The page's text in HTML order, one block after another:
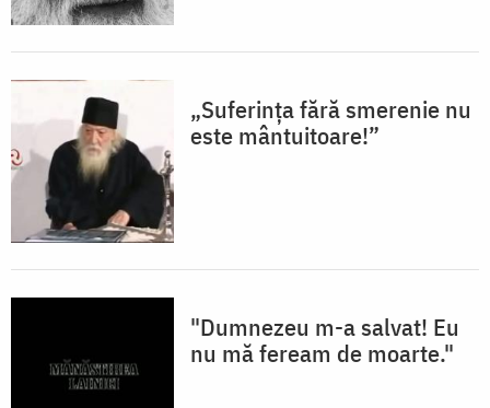
„Suferinţa fără smerenie nu
este mântuitoare!”
"Dumnezeu m-a salvat! Eu
nu mă feream de moarte."